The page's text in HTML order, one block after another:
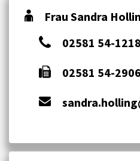
Frau Sandra
02581 54-1218
02581 54-2906